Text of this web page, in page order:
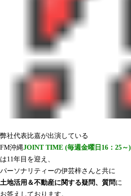
弊社代表比嘉が出演している
FM沖縄JOINT TIME (毎週金曜日16：25～)
は11年目を迎え、
パーソナリティーの伊芸梓さんと共に
土地活用＆不動産に関する疑問、質問 に
お答えしております。